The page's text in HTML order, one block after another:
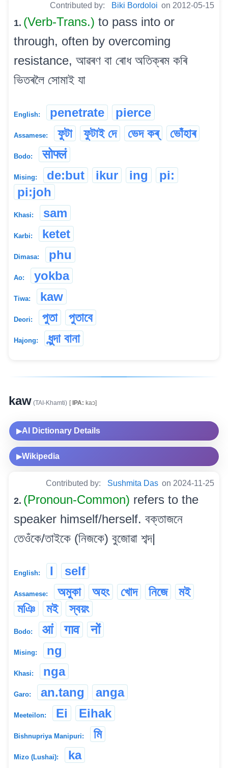
Contributed by: Biki Bordoloi on 2012-05-15
1. (Verb-Trans.) to pass into or
through, often by overcoming
resistance, আৱৰণ বা ৰোধ অতিক্ৰম কৰি
ভিতৰলৈ সোমাই যা
English: penetrate pierce
Assamese: ফুটা ফুটাই দে ভেদ কৰ্ ভোঁহাৰ
Bodo: सोफ्लं
Mising: de:but ikur ing
pi:
pi:joh
Khasi: sam
Karbi: ketet
Dimasa: phu
Ao: yokba
Tiwa: kaw
Deori: পুতা পুতাবে
Hajong: ধুন্দা বানা
kaw (TAI-Khamti) [IPA: kaɔ]
▶AI Dictionary Details
▶Wikipedia
Contributed by: Sushmita Das on 2024-11-25
2. (Pronoun-Common) refers to the
speaker himself/herself. বক্তাজনে
তেওঁকে/তাইকে (নিজকে) বুজোৱা শব্দ|
English: I self
Assamese: অমুকা অহং খোদ নিজে
মই
মঞি
ম‍ই স্বয়ং
Bodo: आं गाव नों
Mising: ng
Khasi: nga
Garo: an.tang anga
Meeteilon: Ei Eihak
Bishnupriya Manipuri: মি
Mizo (Lushai): ka